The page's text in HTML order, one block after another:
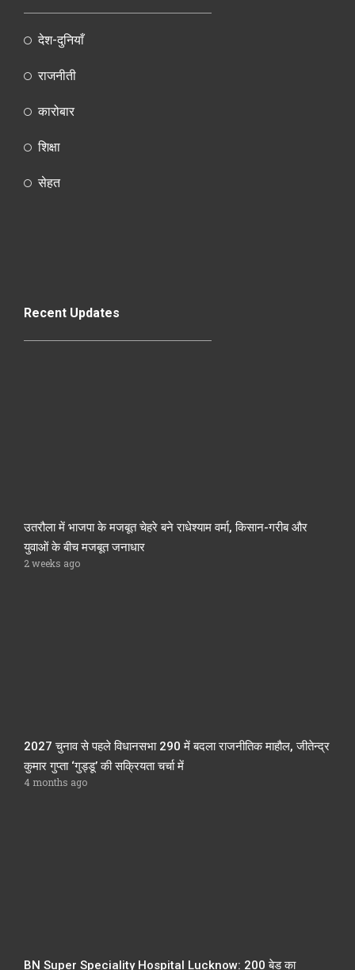
देश-दुनियाँ
राजनीती
कारोबार
शिक्षा
सेहत
Recent Updates
उतरौला में भाजपा के मजबूत चेहरे बने राधेश्याम वर्मा, किसान-गरीब और
युवाओं के बीच मजबूत जनाधार
2 weeks ago
2027 चुनाव से पहले विधानसभा 290 में बदला राजनीतिक माहौल, जीतेन्द्र
कुमार गुप्ता ‘गुड्डू’ की सक्रियता चर्चा में
4 months ago
BN Super Speciality Hospital Lucknow: 200 बेड का